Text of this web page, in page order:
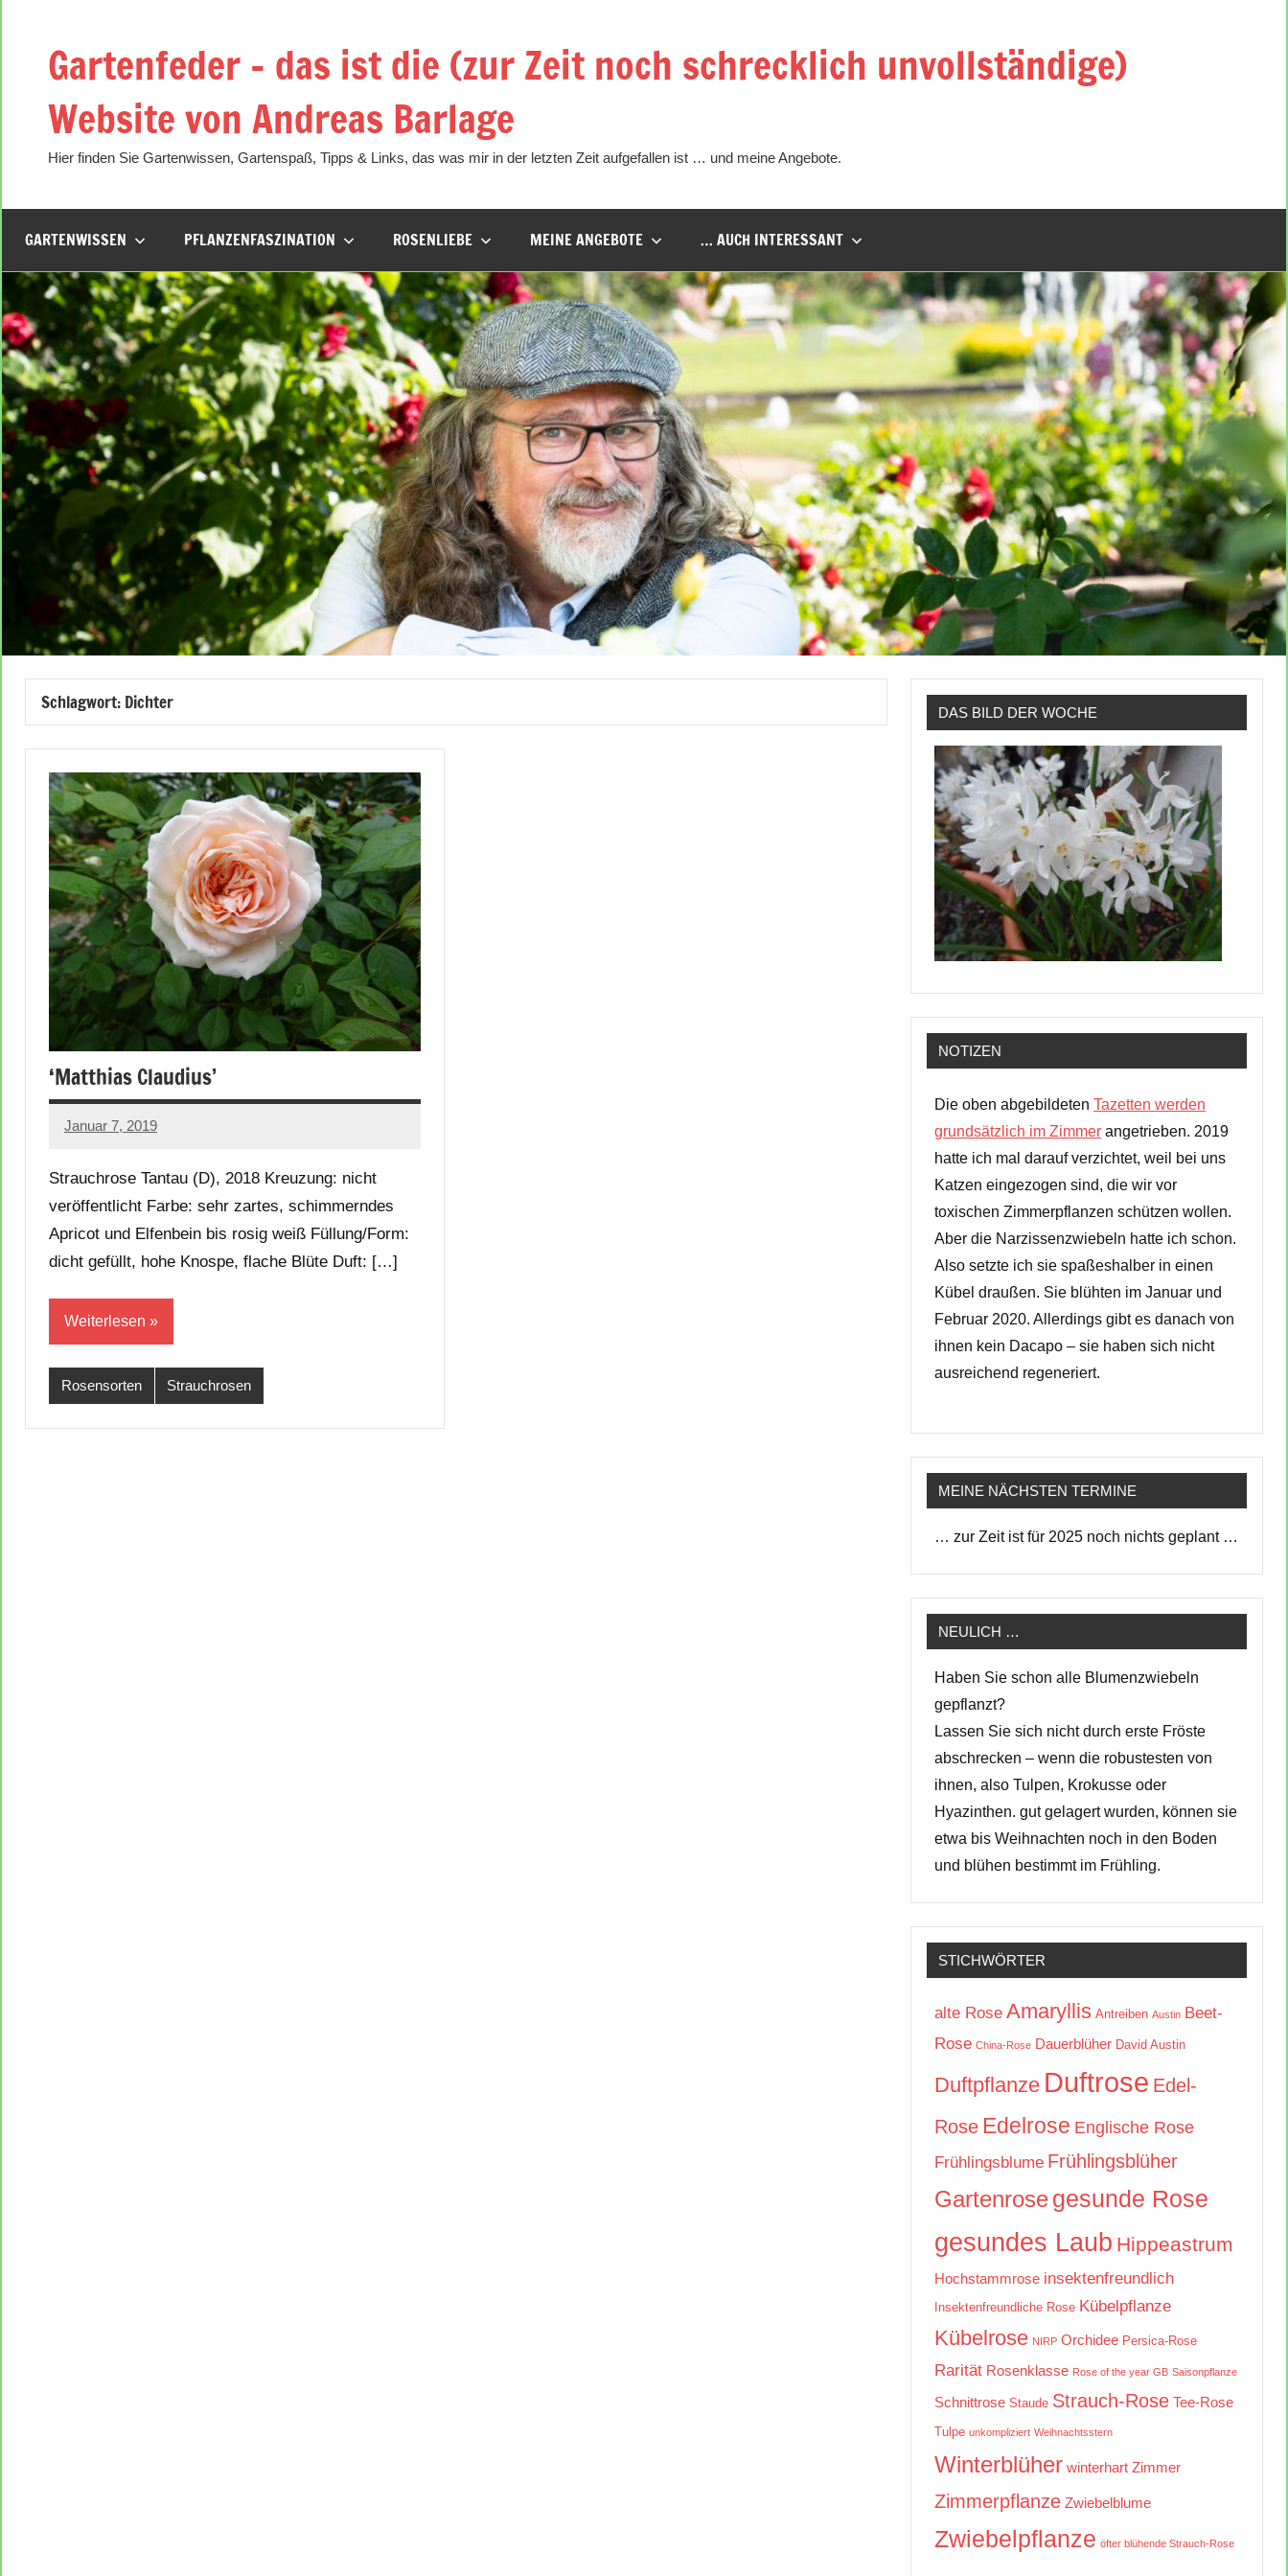
springenGartenfeder – das ist die (zur Zeit noch schrecklich unvollständige)
Website von Andreas Barlage
Hier finden Sie Gartenwissen, Gartenspaß, Tipps & Links, das was mir in der letzten Zeit aufgefallen ist … und meine Angebote.
GARTENWISSEN PFLANZENFASZINATION ROSENLIEBE MEINE ANGEBOTE … AUCH INTERESSANT
Schlagwort: Dichter
‘Matthias Claudius’
Januar 7, 2019
Andreas
Strauchrose Tantau (D), 2018 Kreuzung: nicht
veröffentlicht Farbe: sehr zartes, schimmerndes
Apricot und Elfenbein bis rosig weiß Füllung/Form:
dicht gefüllt, hohe Knospe, flache Blüte Duft: […]
Weiterlesen
Rosensorten Strauchrosen
DAS BILD DER WOCHE
NOTIZEN
Die oben abgebildeten Tazetten werden
grundsätzlich im Zimmer angetrieben. 2019
hatte ich mal darauf verzichtet, weil bei uns
Katzen eingezogen sind, die wir vor
toxischen Zimmerpflanzen schützen wollen.
Aber die Narzissenzwiebeln hatte ich schon.
Also setzte ich sie spaßeshalber in einen
Kübel draußen. Sie blühten im Januar und
Februar 2020. Allerdings gibt es danach von
ihnen kein Dacapo – sie haben sich nicht
ausreichend regeneriert.
MEINE NÄCHSTEN TERMINE
… zur Zeit ist für 2025 noch nichts geplant …
NEULICH …
Haben Sie schon alle Blumenzwiebeln
gepflanzt?
Lassen Sie sich nicht durch erste Fröste
abschrecken – wenn die robustesten von
ihnen, also Tulpen, Krokusse oder
Hyazinthen. gut gelagert wurden, können sie
etwa bis Weihnachten noch in den Boden
und blühen bestimmt im Frühling.
STICHWÖRTER
alte Rose Amaryllis Antreiben Austin Beet-
Rose China-Rose Dauerblüher David Austin
Duftpflanze Duftrose Edel-
Rose Edelrose Englische Rose
Frühlingsblume Frühlingsblüher
Gartenrosegesunde Rose
gesundes Laub Hippeastrum
Hochstammrose insektenfreundlich
Insektenfreundliche Rose Kübelpflanze
Kübelrose NIRP Orchidee Persica-Rose
Rarität Rosenklasse Rose of the year GB Saisonpflanze
Schnittrose Staude Strauch-Rose Tee-Rose
Tulpe unkompliziert Weihnachtsstern
Winterblüher winterhart Zimmer
Zimmerpflanze Zwiebelblume
Zwiebelpflanze öfter blühende Strauch-Rose